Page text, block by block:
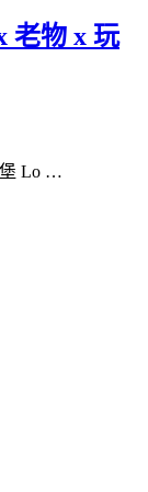
老物 x 玩
堡 Lo …